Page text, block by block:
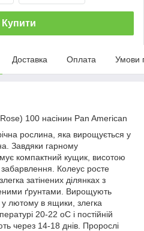
Купити
Доставка Оплата Умови
100 насінин Pan American
рослина, яка вирощується у
Завдяки гарному
компактний кущик, висотою
Колеус росте
затінених ділянках з
ґрунтами. Вирощують
у лютому в ящики, злегка
20-22 оС і постійній
через 14-18 днів. Пророслі